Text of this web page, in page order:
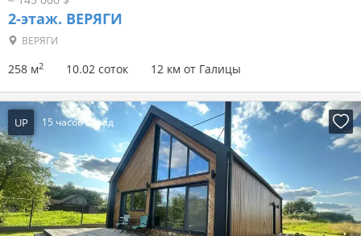
2-этаж. ВЕРЯГИ
ВЕРЯГИ
258 м2 10.02 соток 12 км от Галицы
UP 15 часов назад